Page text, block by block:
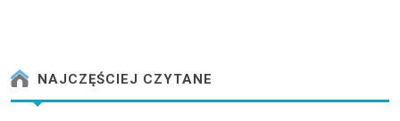
NAJCZĘŚCIEJ CZYTANE